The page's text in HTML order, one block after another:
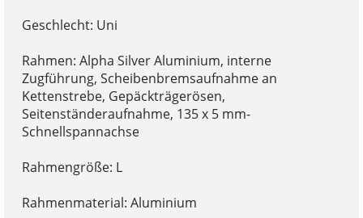
Geschlecht: Uni
Rahmen: Alpha Silver Aluminium, interne
Zugführung, Scheibenbremsaufnahme an
Kettenstrebe, Gepäckträgerösen,
Seitenständeraufnahme, 135 x 5 mm-
Schnellspannachse
Rahmengröße: L
Rahmenmaterial: Aluminium